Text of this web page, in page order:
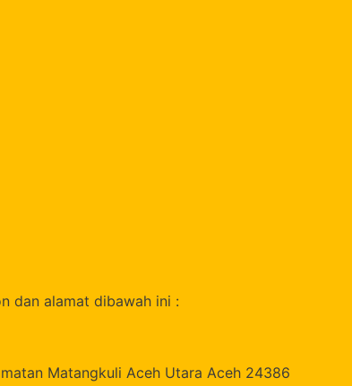
dan alamat dibawah ini :
Matangkuli Aceh Utara Aceh 24386